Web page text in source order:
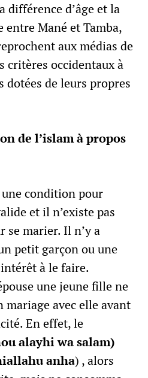
d’âge et la
entre Mané et Tamba,
aux médias de
critères occidentaux à
dotées de leurs propres
de l’islam à propos
une condition pour
et il n’existe pas
se marier. Il n’y a
petit garçon ou une
à le faire.
une jeune fille ne
mariage avec elle avant
En effet, le
alayhi wa salam)
anha) , alors